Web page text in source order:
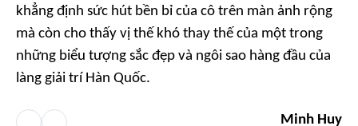
khẳng định sức hút bền bỉ của cô trên màn ảnh rộng
mà còn cho thấy vị thế khó thay thế của một trong
những biểu tượng sắc đẹp và ngôi sao hàng đầu của
làng giải trí Hàn Quốc.
Minh Huy